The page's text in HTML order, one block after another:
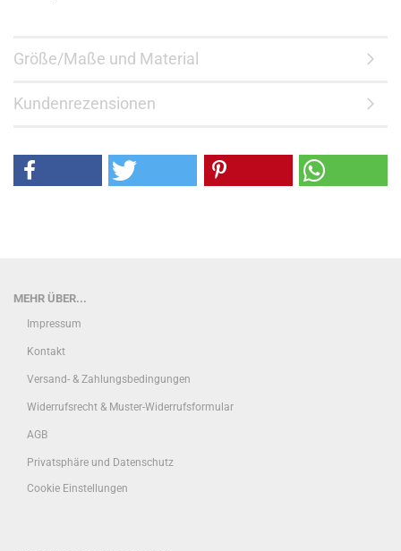
Größe/Maße und Material
Kundenrezensionen
MEHR ÜBER...
Impressum
Kontakt
Versand- & Zahlungsbedingungen
Widerrufsrecht & Muster-Widerrufsformular
AGB
Privatsphäre und Datenschutz
Cookie Einstellungen